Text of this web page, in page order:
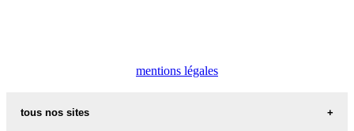
mentions légales
tous nos sites